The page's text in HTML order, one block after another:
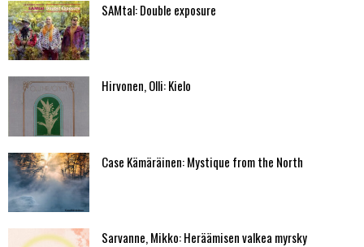
SAMtal: Double exposure
Hirvonen, Olli: Kielo
Case Kämäräinen: Mystique from the North
Sarvanne, Mikko: Heräämisen valkea myrsky